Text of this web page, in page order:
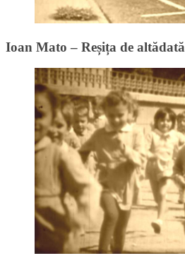
Ioan Mato – Reșița de altădată